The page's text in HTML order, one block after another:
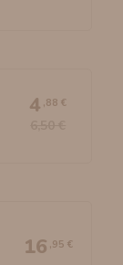
4 ,88 €
16 ,95 €